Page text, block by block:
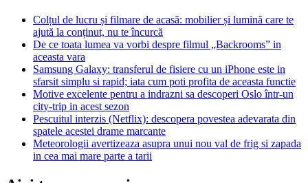
Colțul de lucru și filmare de acasă: mobilier și lumină care te
ajută la conținut, nu te încurcă
De ce toata lumea va vorbi despre filmul „Backrooms” in
aceasta vara
Samsung Galaxy: transferul de fisiere cu un iPhone este in
sfarsit simplu si rapid; iata cum poti profita de aceasta functie
Motive excelente pentru a indrazni sa descoperi Oslo într-un
city-trip in acest sezon
Pescuitul interzis (Netflix): descopera povestea adevarata din
spatele acestei drame marcante
Meteorologii avertizeaza asupra unui nou val de frig si zapada
in cea mai mare parte a tarii